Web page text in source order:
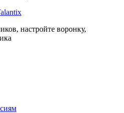
настройте воронку,